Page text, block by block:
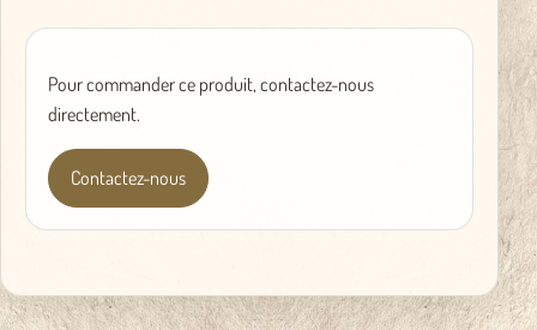
Pour commander ce produit, contactez-nous
directement.
Contactez-nous